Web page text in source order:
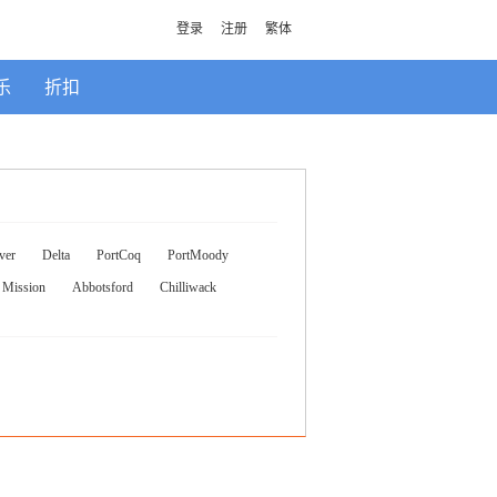
登录 注册 繁体
折扣
Delta PortCoq PortMoody
Mission Abbotsford Chilliwack